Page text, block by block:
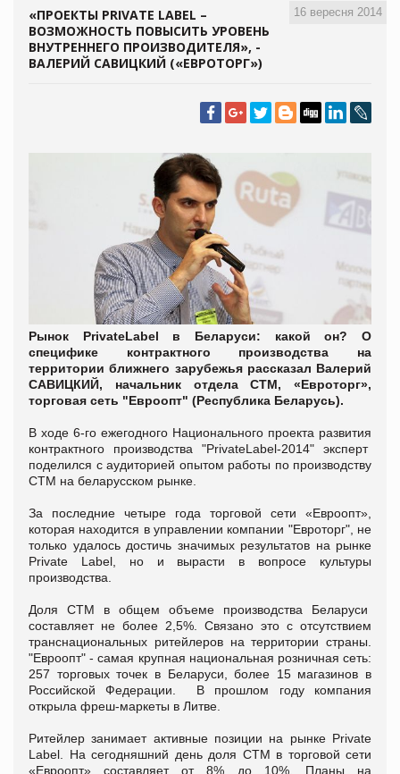
16 вересня 2014
«ПРОЕКТЫ PRIVATE LABEL –
ВОЗМОЖНОСТЬ ПОВЫСИТЬ УРОВЕНЬ
ВНУТРЕННЕГО ПРОИЗВОДИТЕЛЯ», -
ВАЛЕРИЙ САВИЦКИЙ («ЕВРОТОРГ»)
Рынок PrivateLabel в Беларуси: какой он? О
специфике контрактного производства на
территории ближнего зарубежья рассказал Валерий
САВИЦКИЙ, начальник отдела СТМ, «Евроторг»,
торговая сеть "Евроопт" (Республика Беларусь).
В ходе 6-го ежегодного Национального проекта развития
контрактного производства "PrivateLabel-2014" эксперт
поделился с аудиторией опытом работы по производству
СТМ на беларусском рынке.
За последние четыре года торговой сети «Евроопт»,
которая находится в управлении компании "Евроторг", не
только удалось достичь значимых результатов на рынке
Private Label, но и вырасти в вопросе культуры
производства.
Доля СТМ в общем объеме производства Беларуси
составляет не более 2,5%. Связано это с отсутствием
транснациональных ритейлеров на территории страны.
"Евроопт" - самая крупная национальная розничная сеть:
257 торговых точек в Беларуси, более 15 магазинов в
Российской Федерации. В прошлом году компания
открыла фреш-маркеты в Литве.
Ритейлер занимает активные позиции на рынке Private
Label. На сегодняшний день доля СТМ в торговой сети
«Евроопт» составляет от 8% до 10%. Планы на